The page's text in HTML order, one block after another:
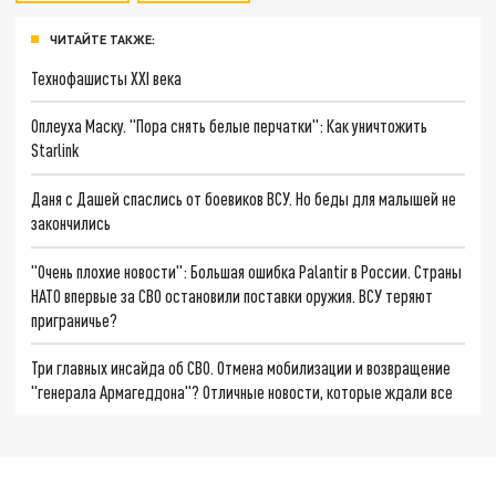
ЧИТАЙТЕ ТАКЖЕ:
Технофашисты XXI века
Оплеуха Маску. "Пора снять белые перчатки": Как уничтожить
Starlink
Даня с Дашей спаслись от боевиков ВСУ. Но беды для малышей не
закончились
"Очень плохие новости": Большая ошибка Palantir в России. Страны
НАТО впервые за СВО остановили поставки оружия. ВСУ теряют
приграничье?
Три главных инсайда об СВО. Отмена мобилизации и возвращение
"генерала Армагеддона"? Отличные новости, которые ждали все